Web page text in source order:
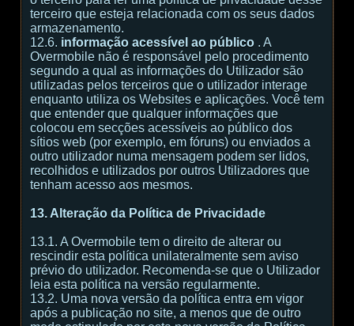
terceiro que esteja relacionada com os seus dados
armazenamento.
12.6. informação acessível ao público . A
Overmobile não é responsável pelo procedimento
segundo a qual as informações do Utilizador são
utilizadas pelos terceiros que o utilizador interage
enquanto utiliza os Websites e aplicações. Você tem
que entender que qualquer informações que
colocou em secções acessíveis ao público dos
sítios web (por exemplo, em fóruns) ou enviados a
outro utilizador numa mensagem podem ser lidos,
recolhidos e utilizados por outros Utilizadores que
tenham acesso aos mesmos.
13. Alteração da Política de Privacidade
13.1. A Overmobile tem o direito de alterar ou
rescindir esta política unilateralmente sem aviso
prévio do utilizador. Recomenda-se que o Utilizador
leia esta política na versão regularmente.
13.2. Uma nova versão da política entra em vigor
após a publicação no site, a menos que de outro